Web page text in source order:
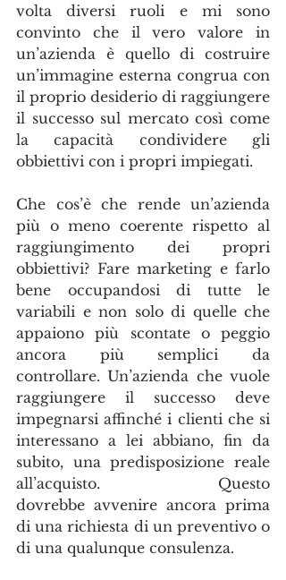
volta diversi ruoli e mi sono
convinto che il vero valore in
un’azienda è quello di costruire
un’immagine esterna congrua con
il proprio desiderio di raggiungere
il successo sul mercato così come
la capacità condividere gli
obbiettivi con i propri impiegati.
Che cos’è che rende un’azienda
più o meno coerente rispetto al
raggiungimento dei propri
obbiettivi? Fare marketing e farlo
bene occupandosi di tutte le
variabili e non solo di quelle che
appaiono più scontate o peggio
ancora più semplici da
controllare. Un’azienda che vuole
raggiungere il successo deve
impegnarsi affinché i clienti che si
interessano a lei abbiano, fin da
subito, una predisposizione reale
all’acquisto. Questo
dovrebbe avvenire ancora prima
di una richiesta di un preventivo o
di una qualunque consulenza.